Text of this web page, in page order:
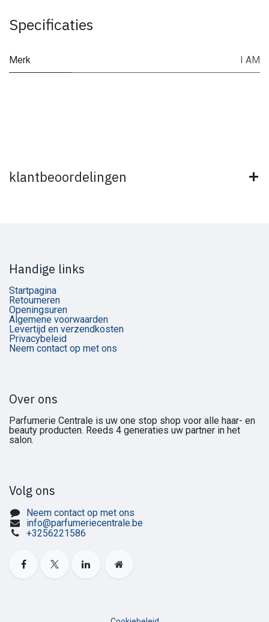
Specificaties
Merk I AM
klantbeoordelingen
Handige links
Startpagina
Retourneren
Openingsuren
Algemene voorwaarden
Levertijd en verzendkosten
Privacybeleid
Neem contact op met ons
Over ons
Parfumerie Centrale is uw one stop shop voor alle haar- en
beauty producten. Reeds 4 generaties uw partner in het
salon.
Volg ons
Neem contact op met ons
info@parfumeriecentrale.be
+3256221586